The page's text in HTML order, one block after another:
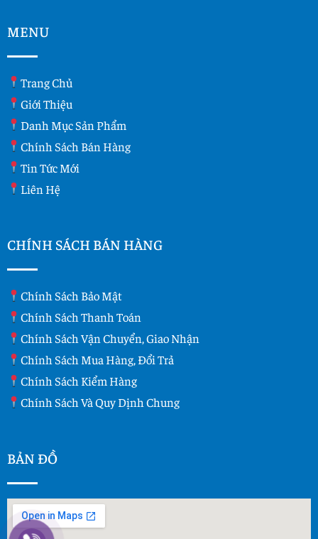
MENU
Trang Chủ
Giới Thiệu
Danh Mục Sản Phẩm
Chính Sách Bán Hàng
Tin Tức Mới
Liên Hệ
CHÍNH SÁCH BÁN HÀNG
Chính Sách Bảo Mật
Chính Sách Thanh Toán
Chính Sách Vận Chuyển, Giao Nhận
Chính Sách Mua Hàng, Đổi Trả
Chính Sách Kiểm Hàng
Chính Sách Và Quy Dịnh Chung
BẢN ĐỒ